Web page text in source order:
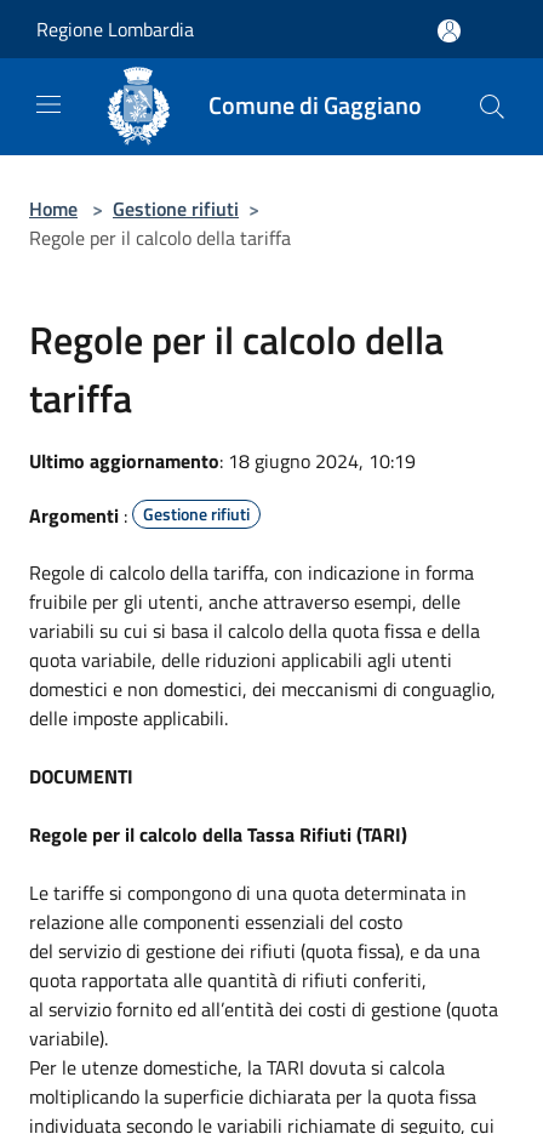
Regione Lombardia
Comune di Gaggiano
Home > Gestione rifiuti >
Regole per il calcolo della tariffa
Regole per il calcolo della
tariffa
Ultimo aggiornamento: 18 giugno 2024, 10:19
Argomenti : Gestione rifiuti
Regole di calcolo della tariffa, con indicazione in forma
fruibile per gli utenti, anche attraverso esempi, delle
variabili su cui si basa il calcolo della quota fissa e della
quota variabile, delle riduzioni applicabili agli utenti
domestici e non domestici, dei meccanismi di conguaglio,
delle imposte applicabili.
DOCUMENTI
Regole per il calcolo della Tassa Rifiuti (TARI)
Le tariffe si compongono di una quota determinata in
relazione alle componenti essenziali del costo
del servizio di gestione dei rifiuti (quota fissa), e da una
quota rapportata alle quantità di rifiuti conferiti,
al servizio fornito ed all’entità dei costi di gestione (quota
variabile).
Per le utenze domestiche, la TARI dovuta si calcola
moltiplicando la superficie dichiarata per la quota fissa
individuata secondo le variabili richiamate di seguito, cui